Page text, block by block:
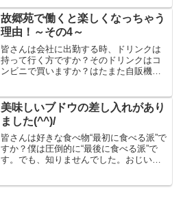
故郷苑で働くと楽しくなっちゃう
理由！～その4～
皆さんは会社に出勤する時、ドリンクは
持って行く方ですか？そのドリンクはコ
ンビニで買いますか？はたまた自販機で
ただきまあす( ´艸｀) 実は故郷苑では出勤
の度に自販機の...
美味しいブドウの差し入れがあり
ました(^^)/
皆さんは好きな食べ物“最初に食べる派”で
すか？僕は圧倒的に“最後に食べる派”で
す。でも、知りませんでした。おじいち